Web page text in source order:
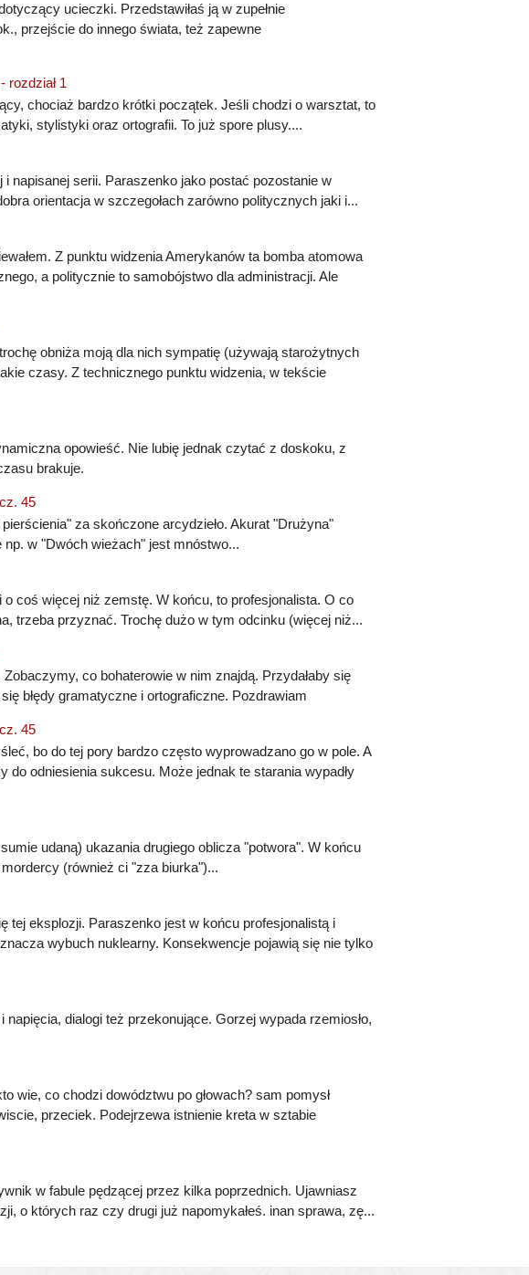
ucieczki. Przedstawiłaś ją w zupełnie
przejście do innego świata, też zapewne
rozdział 1
chociaż bardzo krótki początek. Jeśli chodzi o warsztat, to
stylistyki oraz ortografii. To już spore plusy....
i napisanej serii. Paraszenko jako postać pozostanie w
orientacja w szczegołach zarówno politycznych jaki i...
Z punktu widzenia Amerykanów ta bomba atomowa
a politycznie to samobójstwo dla administracji. Ale
obniża moją dla nich sympatię (używają starożytnych
czasy. Z technicznego punktu widzenia, w tekście
opowieść. Nie lubię jednak czytać z doskoku, z
brakuje.
45
za skończone arcydzieło. Akurat "Drużyna"
np. w "Dwóch wieżach" jest mnóstwo...
coś więcej niż zemstę. W końcu, to profesjonalista. O co
trzeba przyznać. Trochę dużo w tym odcinku (więcej niż...
co bohaterowie w nim znajdą. Przydałaby się
błędy gramatyczne i ortograficzne. Pozdrawiam
45
bo do tej pory bardzo często wyprowadzano go w pole. A
do odniesienia sukcesu. Może jednak te starania wypadły
udaną) ukazania drugiego oblicza "potwora". W końcu
(również ci "zza biurka")...
tej eksplozji. Paraszenko jest w końcu profesjonalistą i
wybuch nuklearny. Konsekwencje pojawią się nie tylko
napięcia, dialogi też przekonujące. Gorzej wypada rzemiosło,
wie, co chodzi dowództwu po głowach? sam pomysł
przeciek. Podejrzewa istnienie kreta w sztabie
w fabule pędzącej przez kilka poprzednich. Ujawniasz
o których raz czy drugi już napomykałeś. inan sprawa, zę...